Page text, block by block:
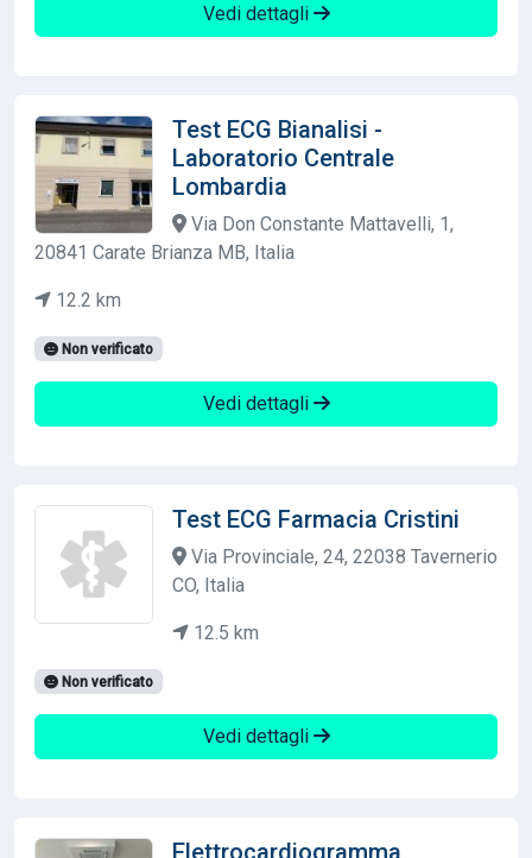
Vedi dettagli
Test ECG Bianalisi -
Laboratorio Centrale
Lombardia
Via Don Constante Mattavelli, 1,
20841 Carate Brianza MB, Italia
12.2 km
Non verificato
Vedi dettagli
Test ECG Farmacia Cristini
Via Provinciale, 24, 22038 Tavernerio
CO, Italia
12.5 km
Non verificato
Vedi dettagli
Elettrocardiogramma